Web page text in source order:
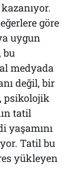
göre
uygun
bu
medyada
değil, bir
psikolojik
tatil
yaşamını
Tatil bu
yükleyen